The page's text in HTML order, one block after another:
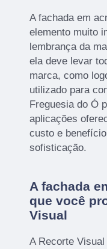
A fachada em
elemento muito
lembrança da
ela deve levar
marca, como
utilizado para
Freguesia do Ó
aplicações
custo e
sofisticação.
A fachada
que você
Visual
A Recorte